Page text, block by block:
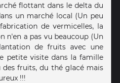
flottant dans le delta du
un marché local (Un peu
de vermicelles, la
n'en a pas vu beaucoup (Un
de fruits avec une
petite visite dans la famille
des fruits, du thé glacé mais
!!!